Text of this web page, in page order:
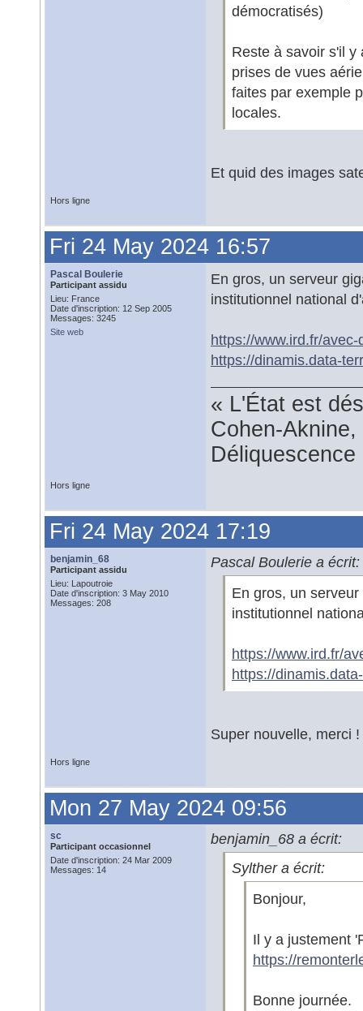
démocratisés)
Reste à savoir s'il
prises de vues
faites par exemple
locales.
Et quid des images
Hors ligne
Fri 24 May 2024 16:57
Pascal Boulerie
Participant assidu
Lieu: France
Date d'inscription: 12 Sep 2005
Messages: 3245
Site web
En gros, un serveur
institutionnel national
https://www.ird.fr/
https://dinamis.data-
« L'État est
Cohen-
Hors ligne
Fri 24 May 2024 17:19
benjamin_68
Participant assidu
Lieu: Lapoutroie
Date d'inscription: 3 May 2010
Messages: 208
Pascal Boulerie a écrit:
En gros, un
institutionnel
https://www.ird.fr/
https://
Super nouvelle, merci !
Hors ligne
Mon 27 May 2024 09:56
sc
Participant occasionnel
Date d'inscription: 24 Mar 2009
Messages: 14
benjamin_68 a écrit:
Sylther a écrit:
Bonjour,
Il y a justement
https://
Bonne journée.